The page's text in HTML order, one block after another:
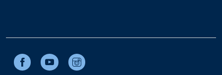
Facebook Youtube